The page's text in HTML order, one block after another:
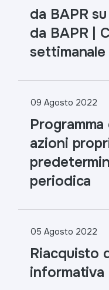
da BAPR
da BAPR |
09 Agosto 2022
azioni
periodica
05 Agosto 2022
Riacquisto
informativa